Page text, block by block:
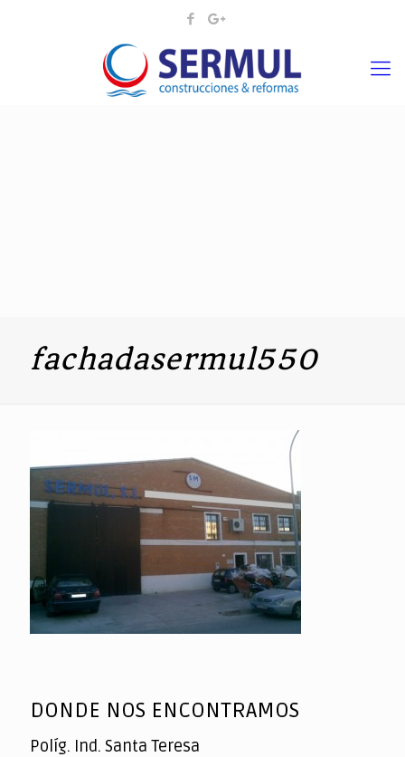
fachadasermul550
DONDE NOS ENCONTRAMOS
Políg. Ind. Santa Teresa